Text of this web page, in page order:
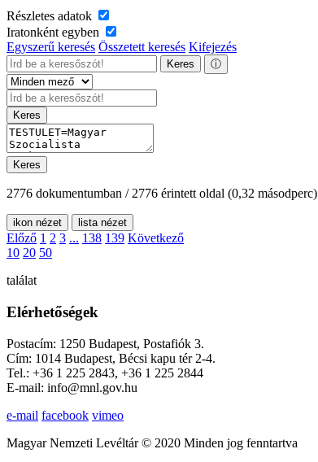
Részletes adatok
Iratonként egyben
Egyszerű keresés Összetett keresés Kifejezés
Keres ⓘ
Keres
Keres
2776 dokumentumban / 2776 érintett oldal (0,32 másodperc)
ikon nézet lista nézet
Előző 1 2 3 ... 138 139 Következő
10 20 50
találat
Elérhetőségek
Postacím: 1250 Budapest, Postafiók 3.
Cím: 1014 Budapest, Bécsi kapu tér 2-4.
Tel.: +36 1 225 2843, +36 1 225 2844
E-mail: info@mnl.gov.hu
e-mail facebook vimeo
Magyar Nemzeti Levéltár © 2020 Minden jog fenntartva